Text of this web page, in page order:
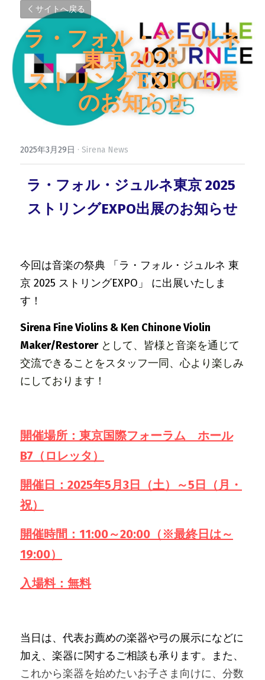
サイトへ戻る
ラ・フォル・ジュルネ
東京 2025
ストリングEXPO出展
のお知らせ
2025年3月29日 · Sirena News
ラ・フォル・ジュルネ東京 2025
ストリングEXPO出展のお知らせ
今回は音楽の祭典 「ラ・フォル・ジュルネ 東
京 2025 ストリングEXPO」 に出展いたしま
す！
Sirena Fine Violins & Ken Chinone Violin
Maker/Restorer として、皆様と音楽を通じて
交流できることをスタッフ一同、心より楽しみ
にしております！
開催場所：東京国際フォーラム　ホール
B7（ロレッタ）
開催日：2025年5月3日（土）～5日（月・
祝）
開催時間：11:00～20:00（※最終日は～
19:00）
入場料：無料
当日は、代表お薦めの楽器や弓の展示になどに
加え、楽器に関するご相談も承ります。また、
これから楽器を始めたいお子さま向けに、分数